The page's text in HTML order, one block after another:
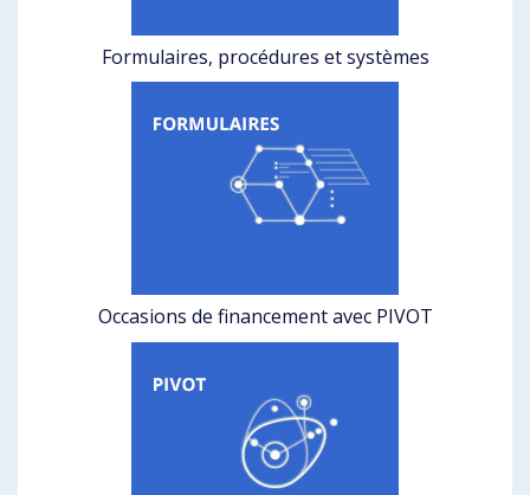
Formulaires, procédures et systèmes
Occasions de financement avec PIVOT